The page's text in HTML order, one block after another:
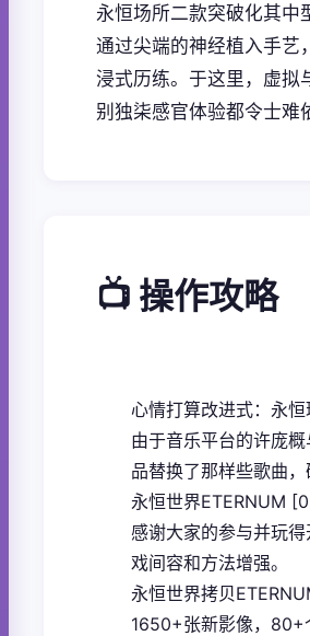
永恒场所二款突破化其中
通过尖端的神经植入手艺
浸式历练。于这里，虚拟
别独柒感官体验都令士难
📺 操作攻略
心情打算改进式：永
由于音乐平台的许庞
品替换了那样些歌曲，
永恒世界ETERNUM
感谢大家的参与并玩
戏间容和方法增强。
永恒世界拷贝
1650+张新影像，80+